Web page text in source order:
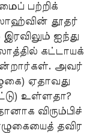
பற்றிக்
தூதர்
ஐந்து
கட்டாயக்
அவர்
ஏதாவது
உள்ளதா?
விரும்பிச்
தவிர